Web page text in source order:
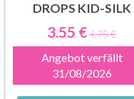
DROPS KID-SILK
3.55 €4.75 €
Angebot verfällt
31/08/2026